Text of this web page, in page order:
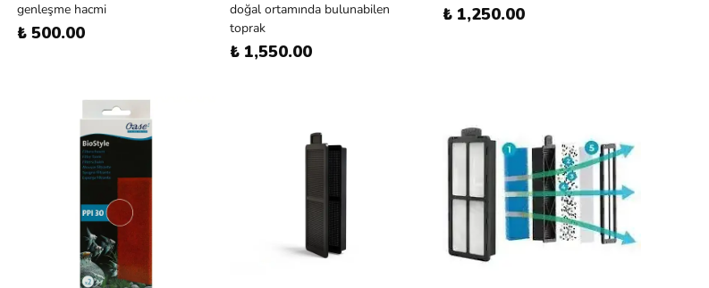
genleşme hacmi
₺ 500.00
doğal ortamında bulunabilen
toprak
₺ 1,550.00
₺ 1,250.00